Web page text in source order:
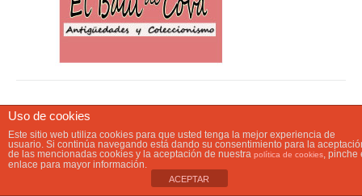
Uso de cookies
Este sitio web utiliza cookies para que usted tenga la mejor experiencia de
usuario. Si continúa navegando está dando su consentimiento para la
de las mencionadas cookies y la aceptación de nuestra política de cookies, pinche
enlace para mayor información.
ACEPTAR